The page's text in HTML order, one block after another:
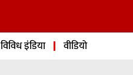
विविध इंडिया वीडियो